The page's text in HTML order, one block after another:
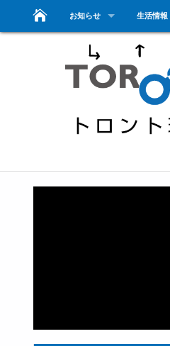
お知らせ 生活情報